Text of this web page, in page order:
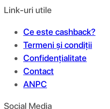
Link-uri utile
Ce este cashback?
Termeni și condiții
Confidențialitate
Contact
ANPC
Social Media